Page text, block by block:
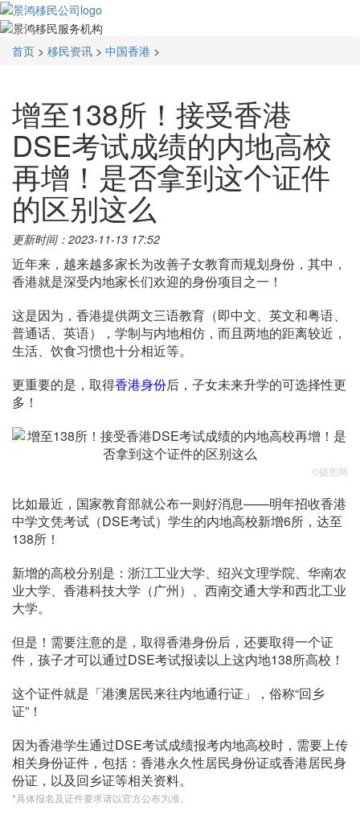
首页 > 移民资讯 > 中国香港 >
增至138所！接受香港
DSE考试成绩的内地高校
再增！是否拿到这个证件
的区别这么
更新时间：2023-11-13 17:52
近年来，越来越多家长为改善子女教育而规划身份，其中，
香港就是深受内地家长们欢迎的身份项目之一！
这是因为，香港提供两文三语教育（即中文、英文和粤语、
普通话、英语），学制与内地相仿，而且两地的距离较近，
生活、饮食习惯也十分相近等。
更重要的是，取得香港身份后，子女未来升学的可选择性更
多！
©摄图网
比如最近，国家教育部就公布一则好消息——明年招收香港
中学文凭考试（DSE考试）学生的内地高校新增6所，达至
138所！
新增的高校分别是：浙江工业大学、绍兴文理学院、华南农
业大学、香港科技大学（广州）、西南交通大学和西北工业
大学。
但是！需要注意的是，取得香港身份后，还要取得一个证
件，孩子才可以通过DSE考试报读以上这内地138所高校！
这个证件就是「港澳居民来往内地通行证」，俗称“回乡
证”！
因为香港学生通过DSE考试成绩报考内地高校时，需要上传
相关身份证件，包括：香港永久性居民身份证或香港居民身
份证，以及回乡证等相关资料。
*具体报名及证件要求请以官方公布为准。